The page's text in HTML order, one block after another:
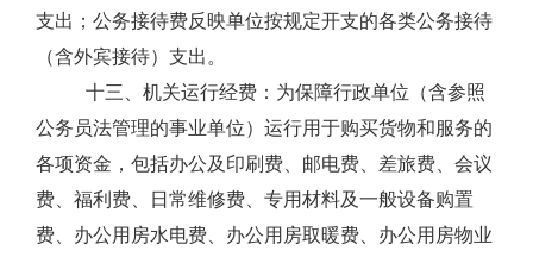
支出；公务接待费反映单位按规定开支的各类公务接待
（含外宾接待）支出。
十三、机关运行经费：为保障行政单位（含参照
公务员法管理的事业单位）运行用于购买货物和服务的
各项资金，包括办公及印刷费、邮电费、差旅费、会议
费、福利费、日常维修费、专用材料及一般设备购置
费、办公用房水电费、办公用房取暖费、办公用房物业